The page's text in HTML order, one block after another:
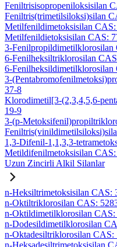
Feniltrisisopropeniloksisilan
Feniltris(trimetilsiloksi)silan
Metilfenildimetoksisilan
Metilfenildietoksisilan CAS:
3-Fenilpropildimetilklorosilan
6-Fenilheksiltriklorosilan
6-Fenilheksildimetilklorosilan
3-
37-8
Klorodimetil[3-(2,3,4,5,6-
19-9
3-(p-
1,3-Difenil-1,1,3,3-
Metildifenilmetoksisilan
Uzun Zincirli Alkil Silanlar
n-Heksiltrimetoksisilan CAS:
n-Oktiltriklorosilan CAS:
n-Oktildimetilklorosilan CAS:
n-Dodesildimetilklorosilan
n-Oktadesiltriklorosilan CAS:
n-Heksadesiltrimetoksisilan